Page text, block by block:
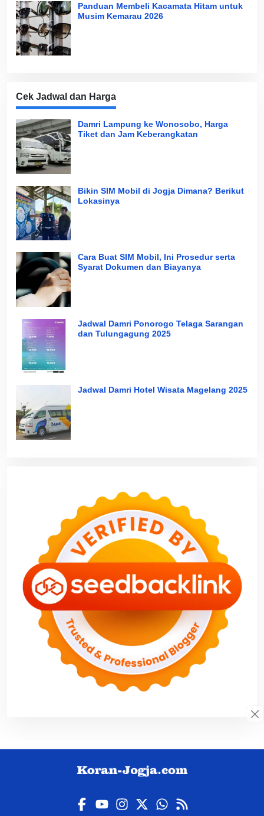
Panduan Membeli Kacamata Hitam untuk
Musim Kemarau 2026
Cek Jadwal dan Harga
Damri Lampung ke Wonosobo, Harga
Tiket dan Jam Keberangkatan
Bikin SIM Mobil di Jogja Dimana? Berikut
Lokasinya
Cara Buat SIM Mobil, Ini Prosedur serta
Syarat Dokumen dan Biayanya
Jadwal Damri Ponorogo Telaga Sarangan
dan Tulungagung 2025
Jadwal Damri Hotel Wisata Magelang 2025